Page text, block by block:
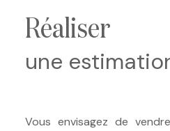
e-mail
agence
honoraires
réaliser
une
Vous envisagez de